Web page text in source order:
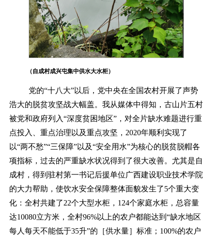
（自成村成兴屯集中供水大水柜）
党的“十八大”以后，党中央在全国农村开展了声势
浩大的脱贫攻坚战大幅盖。我从媒体中得知，古山片五村
被党和政府列入“深度贫困地区”，对全片缺水难题进行重
点投入、重点治理以及重点攻坚，2020年顺利实现了
以“两不愁”“三保障”以及“安全用水”为核心的脱贫脱帽各
项指标，过去的严重缺水状况得到了很大改善。尤其是自
成村，得到驻村第一书记后援单位广西建设职业技术学院
的大力帮助，使饮水安全保障整体面貌发生了5个重大变
化：全村共建了22个大型水柜，124个家庭水柜，总容量
达10080立方米，全村96%以上的农户都能达到“缺水地区
每人每天不能低于35升”的［供水量］标准；100%的农户